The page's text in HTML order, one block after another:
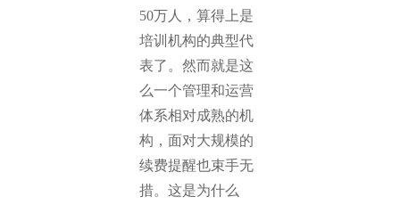
50万人，算得上是
培训机构的典型代
表了。然而就是这
么一个管理和运营
体系相对成熟的机
构，面对大规模的
续费提醒也束手无
措。这是为什么